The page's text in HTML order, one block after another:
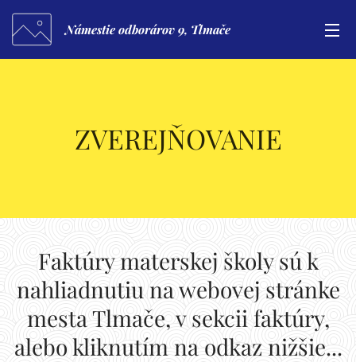
Námestie odborárov 9, Tlmače
ZVEREJŇOVANIE
Faktúry materskej školy sú k
nahliadnutiu na webovej stránke
mesta Tlmače, v sekcii faktúry,
alebo kliknutím na odkaz nižšie...